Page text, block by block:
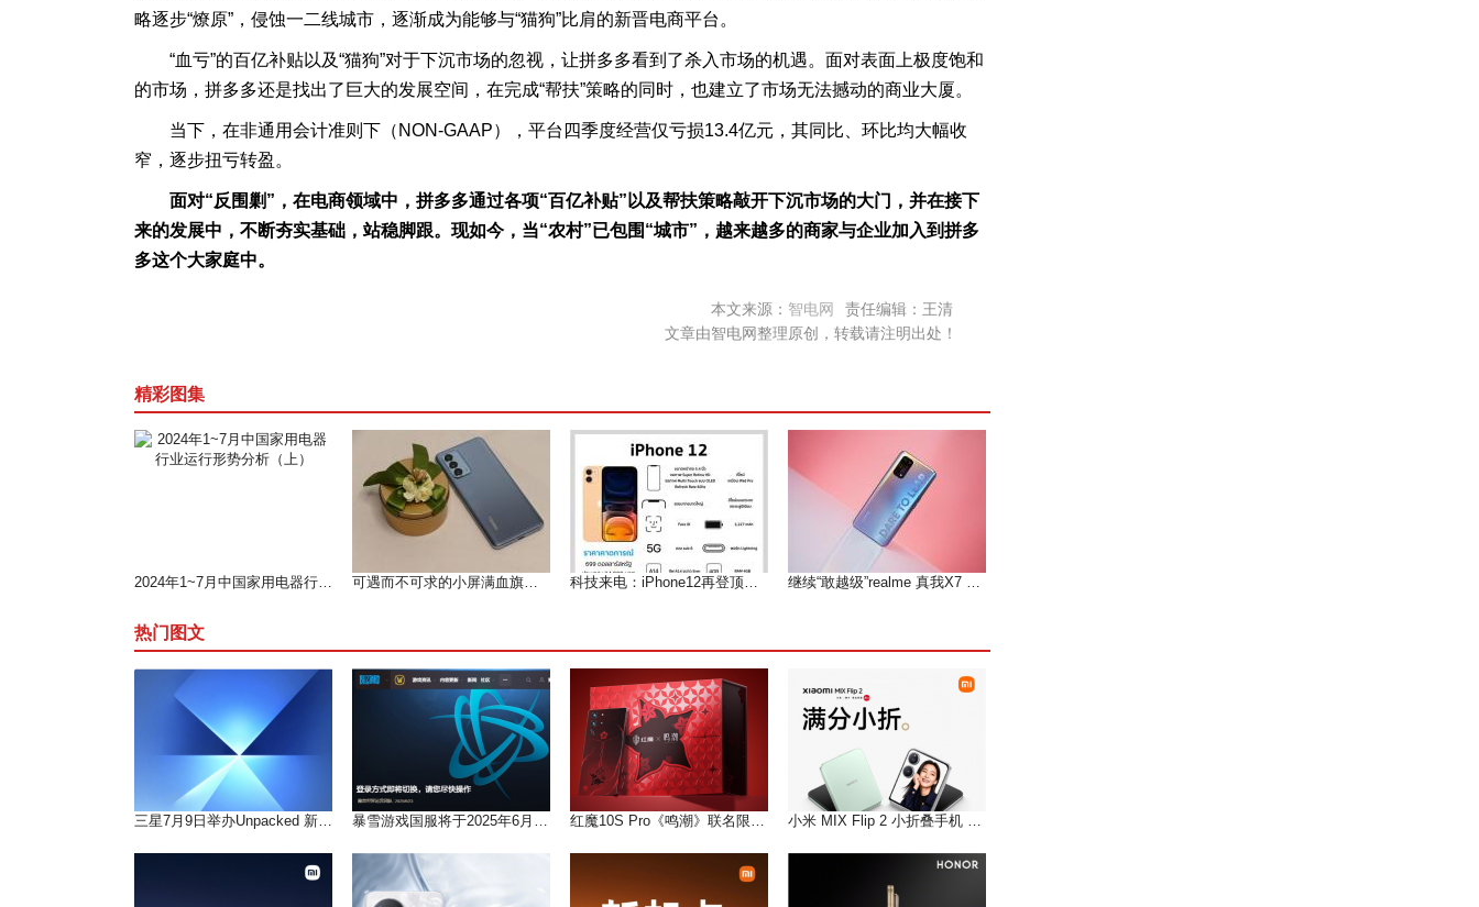
略逐步“燎原”，侵蚀一二线城市，逐渐成为能够与“猫狗”比肩的新晋电商平台。
“血亏”的百亿补贴以及“猫狗”对于下沉市场的忽视，让拼多多看到了杀入市场的机遇。面对表面上极度饱和
的市场，拼多多还是找出了巨大的发展空间，在完成“帮扶”策略的同时，也建立了市场无法撼动的商业大厦。
当下，在非通用会计准则下（NON-GAAP），平台四季度经营仅亏损13.4亿元，其同比、环比均大幅收
窄，逐步扭亏转盈。
面对“反围剿”，在电商领域中，拼多多通过各项“百亿补贴”以及帮扶策略敲开下沉市场的大门，并在接下
来的发展中，不断夯实基础，站稳脚跟。现如今，当“农村”已包围“城市”，越来越多的商家与企业加入到拼多
多这个大家庭中。
本文来源： 智电网
责任编辑：王清
文章由智电网整理原创，转载请注明出处！
精彩图集
2024年1~7月中国家用电器行业运行形势分析（上） 可遇而不可求的小屏满血旗舰--魅族 18测评 科技来电：iPhone12再登顶微博热搜 果粉们等到痴狂 继续“敢越级”realme 真我X7 Pro深度体验测评报告
热门图文
三星7月9日举办Unpacked 新品发布会 多款新品将发布 暴雪游戏国服将于2025年6月25日起将切换为网易账号 红魔10S Pro《鸣潮》联名限定版将于今天10点限量新一轮预售 小米 MIX Flip 2 小折叠手机 满分小折